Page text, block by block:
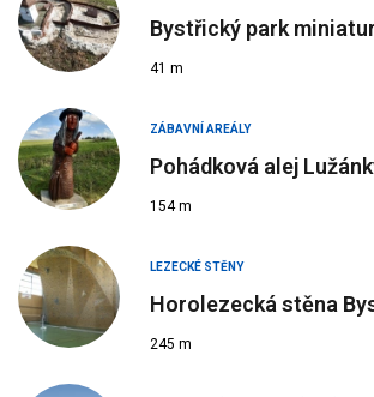
Bystřický park miniatur
41 m
ZÁBAVNÍ AREÁLY
Pohádková alej
154 m
LEZECKÉ STĚNY
Horolezecká stěna
245 m